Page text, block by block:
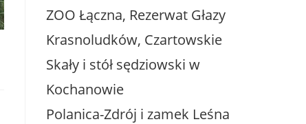
ZOO Łączna, Rezerwat Głazy
Krasnoludków, Czartowskie
Skały i stół sędziowski w
Kochanowie
Polanica-Zdrój i zamek Leśna